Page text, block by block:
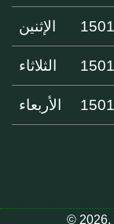
الإثنين
الثلاثاء
الأربعاء
© 2026,